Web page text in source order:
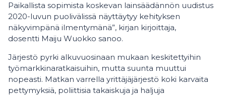
Paikallista sopimista koskevan lainsäädännön uudistus
2020-luvun puolivälissä näyttäytyy kehityksen
näkyvimpänä ilmentymänä”, kirjan kirjoittaja,
dosentti Maiju Wuokko sanoo.
Järjestö pyrki alkuvuosinaan mukaan keskitettyihin
työmarkkinaratkaisuihin, mutta suunta muuttui
nopeasti. Matkan varrella yrittäjäjärjestö koki karvaita
pettymyksiä, poliittisia takaiskuja ja haljuja